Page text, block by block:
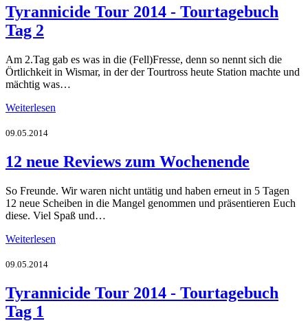
Tyrannicide Tour 2014 - Tourtagebuch
Tag 2
Am 2.Tag gab es was in die (Fell)Fresse, denn so nennt sich die
Örtlichkeit in Wismar, in der der Tourtross heute Station machte und
mächtig was…
Weiterlesen
09.05.2014
12 neue Reviews zum Wochenende
So Freunde. Wir waren nicht untätig und haben erneut in 5 Tagen
12 neue Scheiben in die Mangel genommen und präsentieren Euch
diese. Viel Spaß und…
Weiterlesen
09.05.2014
Tyrannicide Tour 2014 - Tourtagebuch
Tag 1